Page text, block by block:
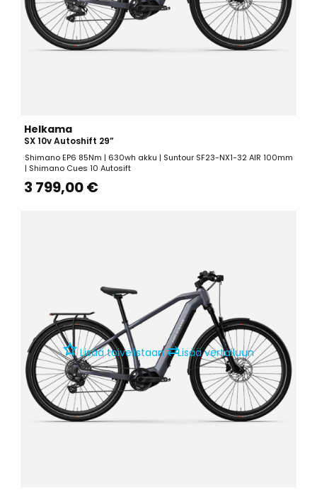
Helkama
SX 10v Autoshift 29”
Shimano EP6 85Nm | 630wh akku | Suntour SF23-NX1-32 AIR 100mm
| Shimano Cues 10 Autosift
3 799,00 €
Lisää toivelistaan ⇄Lisää vertailuun